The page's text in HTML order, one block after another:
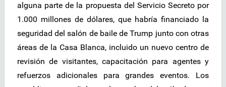
alguna parte de la propuesta del Servicio Secreto por
1.000 millones de dólares, que habría financiado la
seguridad del salón de baile de Trump junto con otras
áreas de la Casa Blanca, incluido un nuevo centro de
revisión de visitantes, capacitación para agentes y
refuerzos adicionales para grandes eventos. Los